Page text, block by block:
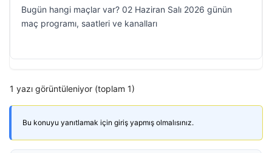
Bugün hangi maçlar var? 02 Haziran Salı 2026 günün
maç programı, saatleri ve kanalları
1 yazı görüntüleniyor (toplam 1)
Bu konuyu yanıtlamak için giriş yapmış olmalısınız.